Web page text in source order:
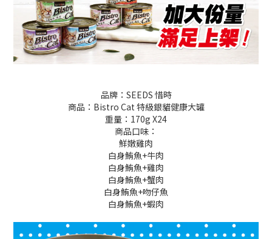
品牌：SEEDS 惜時
商品：Bistro Cat 特級銀貓健康大罐
重量：170g X24
商品口味：
鮮嫩雞肉
白身鮪魚+牛肉
白身鮪魚+雞肉
白身鮪魚+蟹肉
白身鮪魚+吻仔魚
白身鮪魚+蝦肉